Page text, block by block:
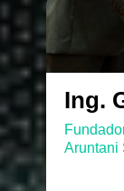
Ing.
Aruntani